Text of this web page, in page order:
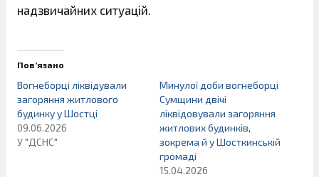
надзвичайних ситуацій.
Пов’язано
Вогнеборці ліквідували
загоряння житлового
будинку у Шостці
09.06.2026
У "ДСНС"
Минулої доби вогнеборці
Сумщини двічі
ліквідовували загоряння
житлових будинків,
зокрема й у Шосткинській
громаді
15.04.2026